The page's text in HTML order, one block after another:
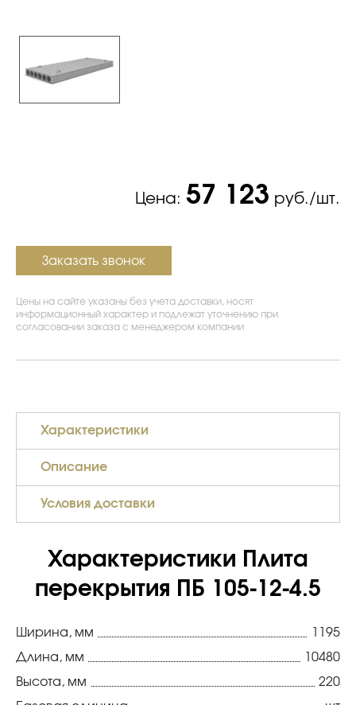
Цена: 57 123 руб./шт.
Заказать звонок
Цены на сайте указаны без учета доставки, носят
информационный характер и подлежат уточнению при
согласовании заказа с менеджером компании
Характеристики
Описание
Условия доставки
Характеристики Плита
перекрытия ПБ 105-12-4.5
Ширина, мм
1195
Длина, мм
10480
Высота, мм
220